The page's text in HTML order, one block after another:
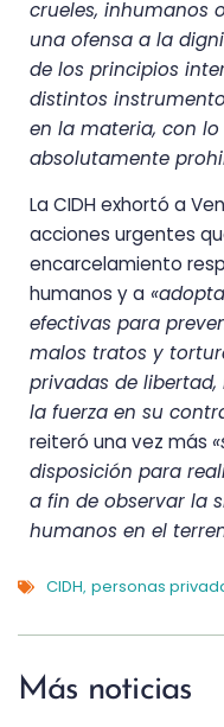
crueles, inhumanos
una ofensa a la
de los principios
distintos
en la materia, con
absolutamente
La CIDH exhortó a
acciones urgentes
encarcelamiento
humanos y a
efectivas para
malos tratos y
privadas de libertad,
la fuerza en su
reiteró una vez más
disposición para
a fin de observar la
humanos en el
CIDH, personas
Más noticias